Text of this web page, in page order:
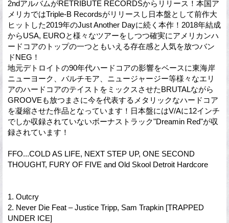
2ndアルバムがRETRIBUTE RECORDSからリリース！本国ア
メリカではTriple-B Recordsがリリースし日本盤として前作大
ヒットした2019年のJust Another Dayに続く本作！2018年結成
からUSA, EUROと様々なツアーをしつつ確実にアメリカンハ
ードコアのトップの一つともいえる存在感と人気を放つバン
ドNEG！
地元デトロイトの90年代ハードコアの影響をベースに東海岸
ニューヨーク、バルチモア、ニュージャージー等様々なエリ
アのハードコアのテイストをミックスさせたBRUTALながら
GROOVEも放つまさに今を代表するメタリックなハードコア
を凝縮させた作品となっています！日本盤にはV/Aに12インチ
でしか収録されていないボーナストラック"Dreamin Red"が収
録されています！
FFO...COLD AS LIFE, NEXT STEP UP, ONE SECOND
THOUGHT, FURY OF FIVE and Old Skool Detroit Hardcore
1. Outcry
2. Never Die Feat – Justice Tripp, Sam Trapkin [TRAPPED
UNDER ICE]